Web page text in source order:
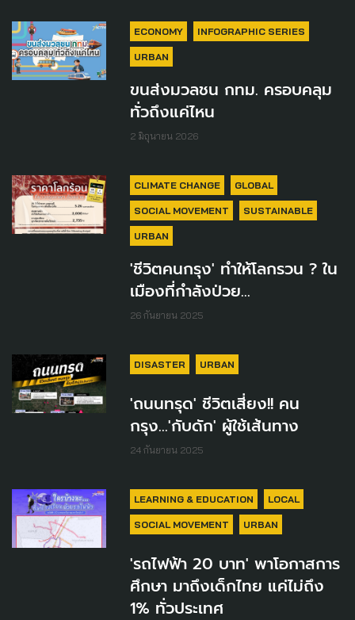
ECONOMY INFOGRAPHIC SERIES
URBAN
ขนส่งมวลชน กทม. ครอบคลุม
ทั่วถึงแค่ไหน
2 มิถุนายน 2026
CLIMATE CHANGE GLOBAL
SOCIAL MOVEMENT SUSTAINABLE
URBAN
'ชีวิตคนกรุง' ทำให้โลกรวน ? ใน
เมืองที่กำลังป่วย...
26 กันยายน 2025
DISASTER URBAN
'ถนนทรุด' ชีวิตเสี่ยง!! คน
กรุง…'กับดัก' ผู้ใช้เส้นทาง
24 กันยายน 2025
LEARNING & EDUCATION LOCAL
SOCIAL MOVEMENT URBAN
'รถไฟฟ้า 20 บาท' พาโอกาสการ
ศึกษา มาถึงเด็กไทย แค่ไม่ถึง
1% ทั่วประเทศ